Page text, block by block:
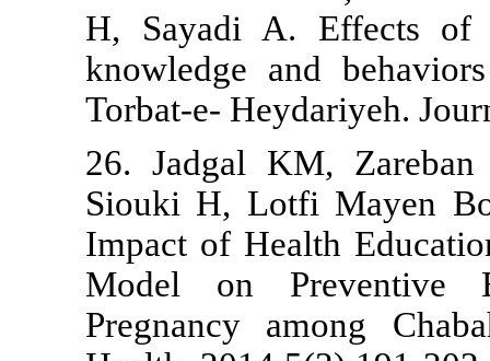
H, Sayadi
knowledge
Torbat-e-
26. Jadgal
Siouki H,
Impact of
Model on
Pregnancy